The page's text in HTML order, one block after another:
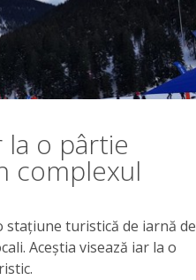
la o pârtie
complexul
turistică de iarnă de
Aceștia visează iar la o